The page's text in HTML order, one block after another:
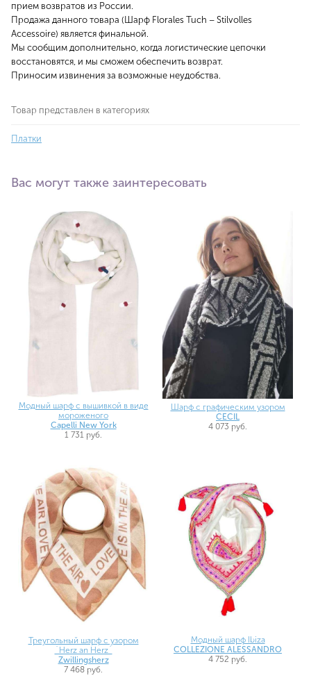
прием возвратов из России.
Продажа данного товара (Шарф Florales Tuch – Stilvolles
Accessoire) является финальной.
Мы сообщим дополнительно, когда логистические цепочки
восстановятся, и мы сможем обеспечить возврат.
Приносим извинения за возможные неудобства.
Товар представлен в категориях
Платки
Вас могут также заинтересовать
Модный шарф с вышивкой в виде
мороженого
Capelli New York
1 731 руб.
Шарф с графическим узором
CECIL
4 073 руб.
Треугольный шарф с узором
`Herz an Herz`
Zwillingsherz
7 468 руб.
Модный шарф Ibiza
COLLEZIONE ALESSANDRO
4 752 руб.